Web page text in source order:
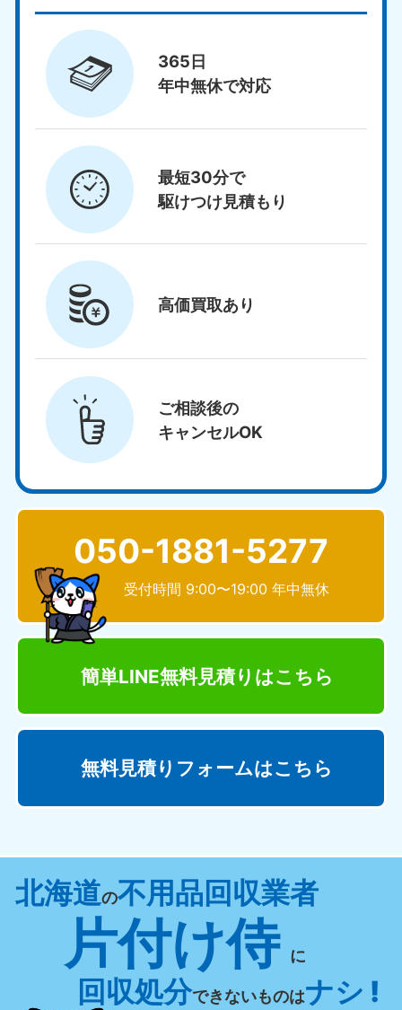
365日
年中無休で対応
最短30分で
駆けつけ見積もり
高価買取あり
ご相談後の
キャンセルOK
050-1881-5277
受付時間 9:00〜19:00 年中無休
簡単LINE無料見積り はこちら
無料見積りフォームはこちら
北海道の不用品回収業者
片付け侍 に
回収処分できないものはナシ !